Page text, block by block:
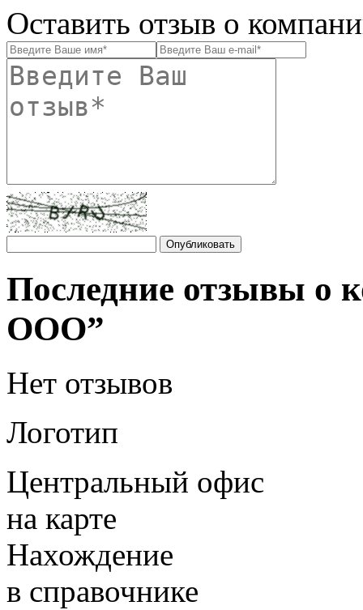
Оставить отзыв о
Последние отзывы
ООО”
Нет отзывов
Логотип
Центральный офис
на карте
Нахождение
в справочнике